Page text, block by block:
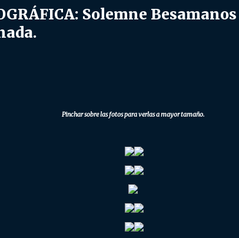
Solemne
Pinchar sobre las fotos para verlas a mayor tamaño.